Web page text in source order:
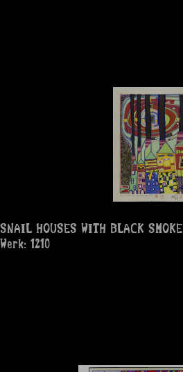
SNAIL HOUSES WITH BLACK SMOKE
Werk: 1210